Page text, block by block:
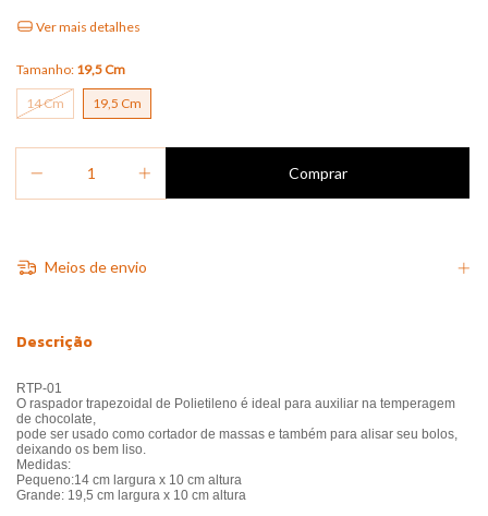
Ver mais detalhes
Tamanho: 19,5 Cm
14 Cm 19,5 Cm
Meios de envio
Descrição
RTP-01
O raspador trapezoidal de Polietileno é ideal para auxiliar na temperagem
de chocolate,
pode ser usado como cortador de massas e também para alisar seu bolos,
deixando os bem liso.
Medidas:
Pequeno:14 cm largura x 10 cm altura
Grande: 19,5 cm largura x 10 cm altura